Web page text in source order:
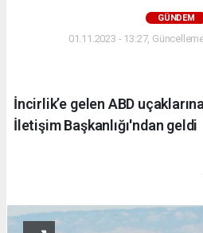
GÜNDEM
01.11.2023 - 13:27,
İncirlik’e gelen ABD
İletişim Başkanlığı'ndan geldi